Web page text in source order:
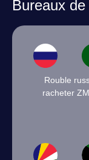
Bureaux
Rouble
racheter